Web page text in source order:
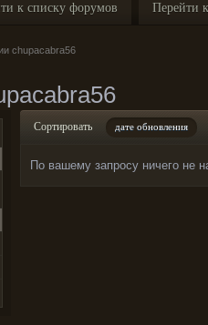
к списку форумов Перейти
chupacabra56
Сортировать дате обновления
По вашему запросу ничего не